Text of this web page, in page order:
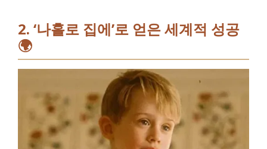
2. ‘나홀로 집에’로 얻은 세계적 성공
🌍